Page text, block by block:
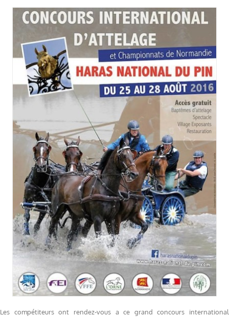
Les compétiteurs ont rendez-vous a ce grand concours international